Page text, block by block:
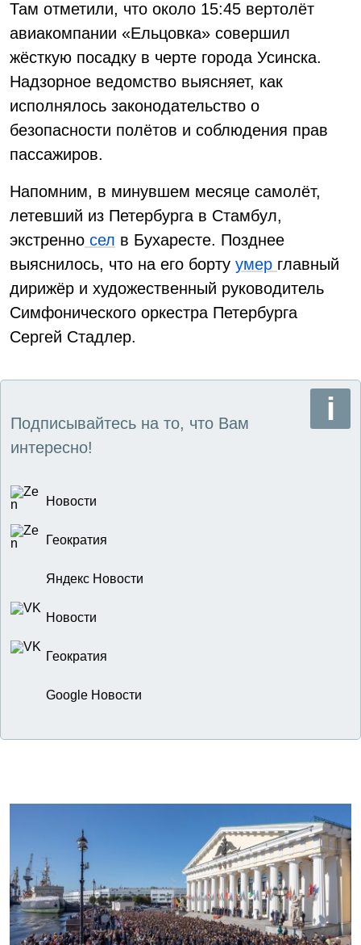
Там отметили, что около 15:45 вертолёт
авиакомпании «Ельцовка» совершил
жёсткую посадку в черте города Усинска.
Надзорное ведомство выясняет, как
исполнялось законодательство о
безопасности полётов и соблюдения прав
пассажиров.
Напомним, в минувшем месяце самолёт,
летевший из Петербурга в Стамбул,
экстренно сел в Бухаресте. Позднее
выяснилось, что на его борту умер главный
дирижёр и художественный руководитель
Симфонического оркестра Петербурга
Сергей Стадлер.
Подписывайтесь на то, что Вам
интересно!
Новости
Геократия
Яндекс Новости
Новости
Геократия
Google Новости